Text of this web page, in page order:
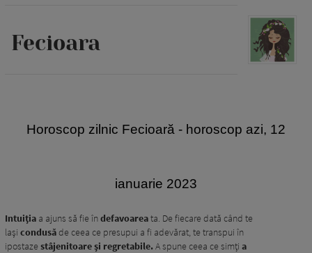
Fecioara
Horoscop zilnic Fecioară - horoscop azi, 12
ianuarie 2023
Intuiția a ajuns să fie îndefavoareata. De fiecare dată când te
lași condusăde ceea ce presupui a fi adevărat, te transpui în
ipostaze stâjenitoare și regretabile.A spune ceea ce simți a